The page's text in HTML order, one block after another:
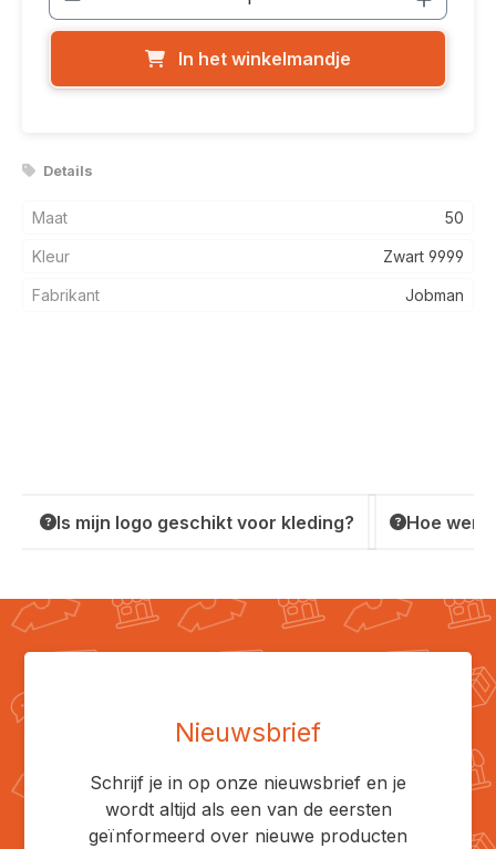
In het winkelmandje
Details
Maat 50
Kleur Zwart 9999
Fabrikant Jobman
Is mijn logo geschikt voor kleding? Hoe
Nieuwsbrief
Schrijf je in op onze nieuwsbrief en je
wordt altijd als een van de eersten
geïnformeerd over nieuwe producten